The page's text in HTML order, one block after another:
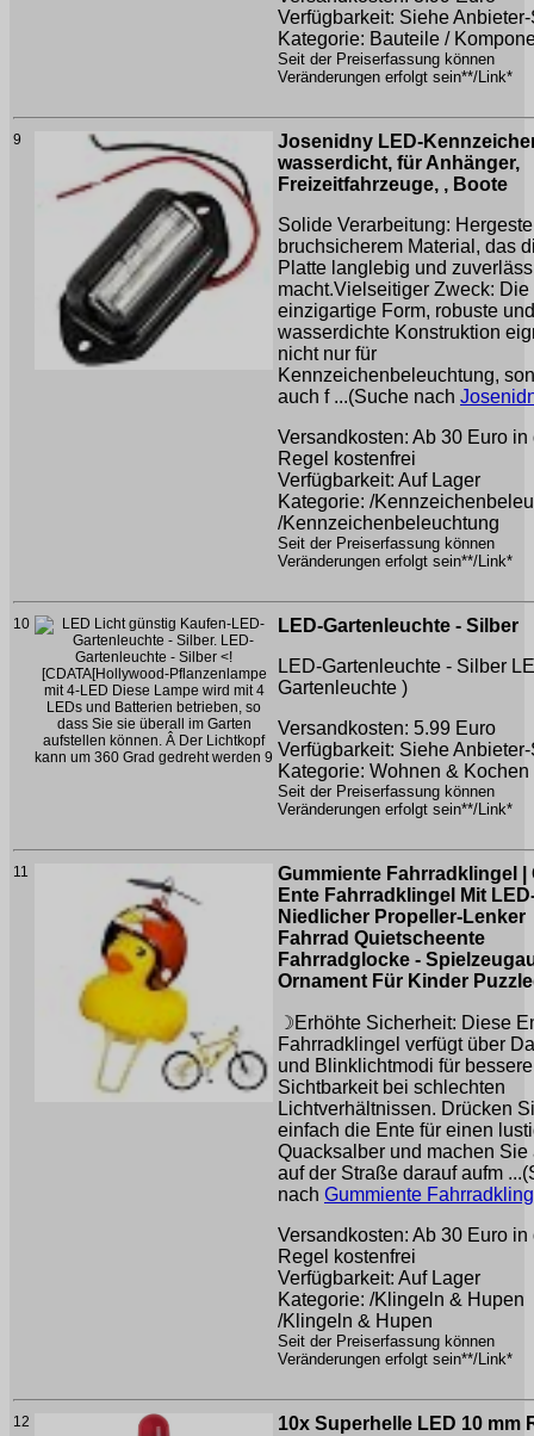
Verfügbarkeit: Siehe
Kategorie: Bauteile /
Seit der Preiserfassung können
Veränderungen erfolgt sein**/Link*
9
Josenidny LED-
wasserdicht, für Anhänger,
Freizeitfahrzeuge, , Boote
Solide Verarbeitung:
bruchsicherem Material, das
Platte langlebig und
macht.Vielseitiger Zweck: Die
einzigartige Form, robuste und
wasserdichte Konstruktion
nicht nur für
Kennzeichenbeleuchtung,
auch f ...(Suche nach
Versandkosten: Ab 30 Euro in
Regel kostenfrei
Verfügbarkeit: Auf Lager
Kategorie: /
/Kennzeichenbeleuchtung
Seit der Preiserfassung können
Veränderungen erfolgt sein**/Link*
10
LED-Gartenleuchte - Silber
LED-Gartenleuchte - Silber
Gartenleuchte )
Versandkosten: 5.99 Euro
Verfügbarkeit: Siehe
Kategorie: Wohnen & Kochen
Seit der Preiserfassung können
Veränderungen erfolgt sein**/Link*
11
Gummiente Fahrradklingel |
Ente Fahrradklingel Mit
Niedlicher Propeller-Lenker
Fahrrad Quietscheente
Fahrradglocke -
Ornament Für Kinder
☽Erhöhte Sicherheit: Diese
Fahrradklingel verfügt über
und Blinklichtmodi für bessere
Sichtbarkeit bei schlechten
Lichtverhältnissen. Drücken
einfach die Ente für einen
Quacksalber und machen Sie
auf der Straße darauf aufm
nach Gummiente
Versandkosten: Ab 30 Euro in
Regel kostenfrei
Verfügbarkeit: Auf Lager
Kategorie: /Klingeln & Hupen
/Klingeln & Hupen
Seit der Preiserfassung können
Veränderungen erfolgt sein**/Link*
12
10x Superhelle LED 10 mm